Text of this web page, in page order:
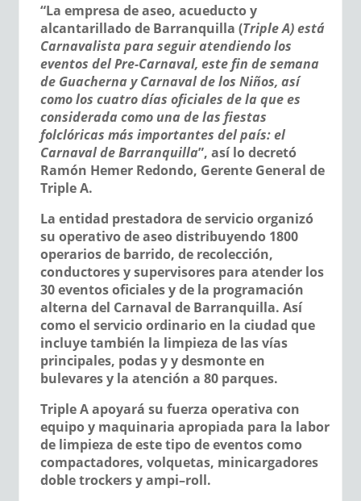
“La empresa de aseo, acueducto y
alcantarillado de Barranquilla (Triple A) está
Carnavalista para seguir atendiendo los
eventos del Pre-Carnaval, este fin de semana
de Guacherna y Carnaval de los Niños, así
como los cuatro días oficiales de la que es
considerada como una de las fiestas
folclóricas más importantes del país: el
Carnaval de Barranquilla”, así lo decretó
Ramón Hemer Redondo, Gerente General de
Triple A.
La entidad prestadora de servicio organizó
su operativo de aseo distribuyendo 1800
operarios de barrido, de recolección,
conductores y supervisores para atender los
30 eventos oficiales y de la programación
alterna del Carnaval de Barranquilla. Así
como el servicio ordinario en la ciudad que
incluye también la limpieza de las vías
principales, podas y y desmonte en
bulevares y la atención a 80 parques.
Triple A apoyará su fuerza operativa con
equipo y maquinaria apropiada para la labor
de limpieza de este tipo de eventos como
compactadores, volquetas, minicargadores
doble trockers y ampi–roll.